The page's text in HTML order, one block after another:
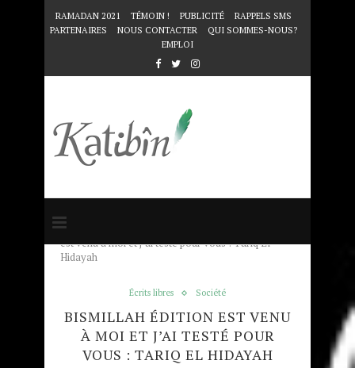
RAMADAN 2021 TÉMOIN ! PUBLICITÉ
RAPPELS SMS
PARTENAIRES
NOUS CONTACTER
QUI SOMMES-NOUS?
EMPLOI
Accueil
est venu à moi et j’ai testé pour vous : Tariq El
Hidayah
Écrits libres Société
BISMILLAH ÉDITION EST VENU
À MOI ET J’AI TESTÉ POUR
VOUS : TARIQ EL HIDAYAH